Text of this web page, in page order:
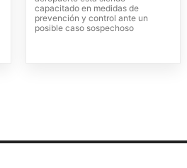
capacitado en medidas de
prevención y control ante un
posible caso sospechoso